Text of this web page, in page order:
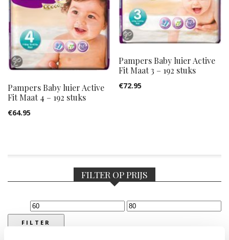
Pampers Baby luier Active
Fit Maat 4 – 192 stuks
€64.95
Pampers Baby luier Active
Fit Maat 3 – 192 stuks
€72.95
FILTER OP PRIJS
Min.
prijs
Max.
FILTER